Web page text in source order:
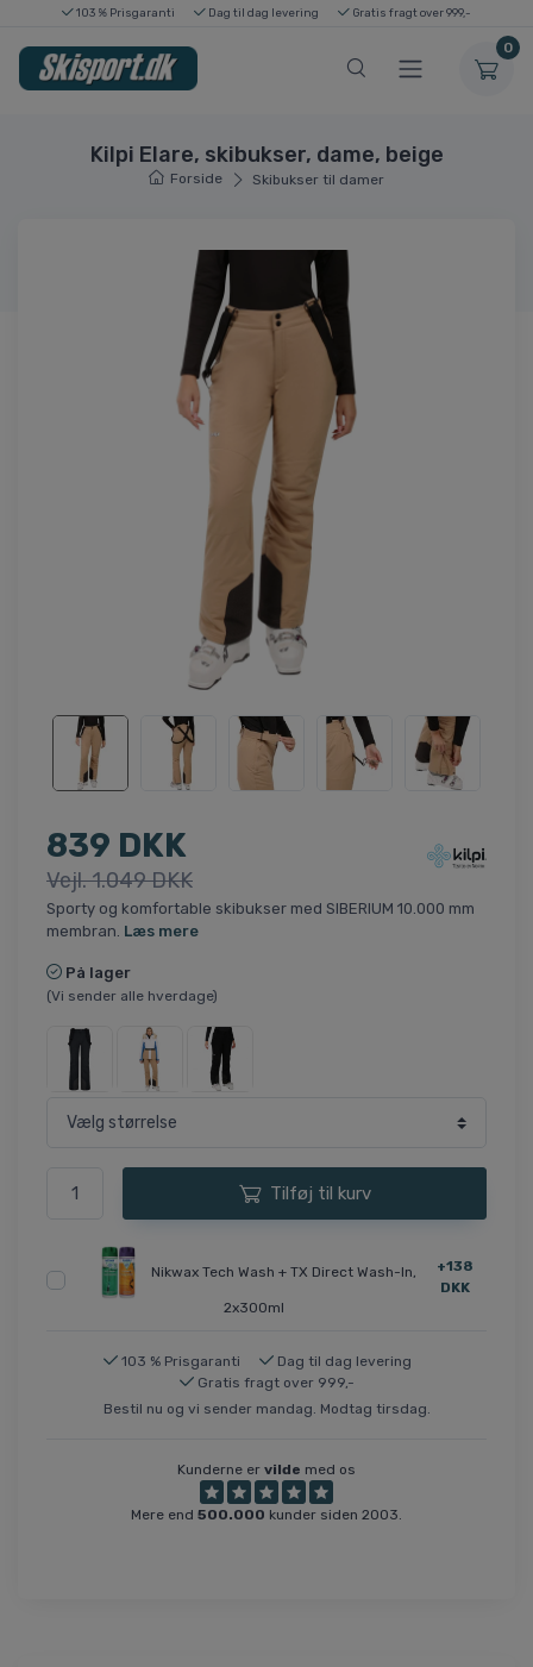
103 % Prisgaranti Dag til dag levering Gratis fragt over 999,-
0
Kilpi Elare, skibukser, dame, beige
Forside Skibukser til damer
839 DKK
Vejl. 1.049 DKK
Sporty og komfortable skibukser med SIBERIUM 10.000 mm
membran. Læs mere
På lager
(Vi sender alle hverdage)
Tilføj til kurv
Nikwax Tech Wash + TX Direct Wash-In,
2x300ml
+138
DKK
103 % Prisgaranti
Dag til dag levering
Gratis fragt over 999,-
Bestil nu og vi sender mandag. Modtag tirsdag.
Kunderne er vilde med os
Mere end 500.000 kunder siden 2003.